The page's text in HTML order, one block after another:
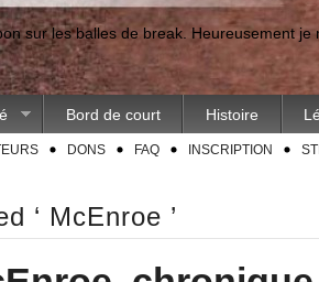
sur les balles de break. Heureusement
Bord de court Histoire
DONS FAQ INSCRIPTION
‘ McEnroe ’